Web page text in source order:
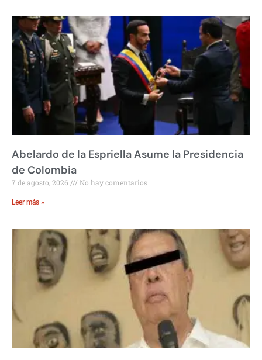
Abelardo de la Espriella Asume la Presidencia
de Colombia
7 de agosto, 2026 No hay comentarios
Leer más »